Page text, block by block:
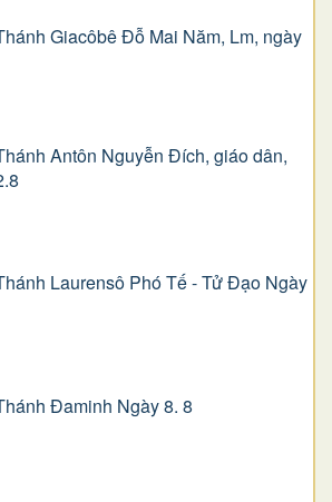
Giacôbê Ðỗ Mai Năm, Lm, ngày
Antôn Nguyễn Ðích, giáo dân,
Laurensô Phó Tế - Tử Đạo Ngày
Đaminh Ngày 8. 8